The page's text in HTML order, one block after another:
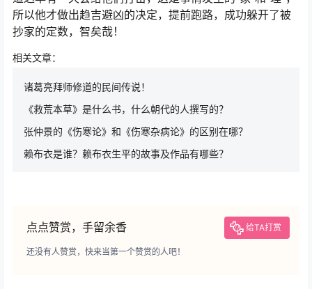
所以他才做出趋吉避凶的决定，提前跑路，成功躲开了被
抄家的定数，智矣哉！
相关文章：
诸葛亮拜师修道的民间传说！
《救荒本草》是什么书，什么朝代的人撰写的？
张仲景的《伤寒论》和《伤寒杂病论》的区别在哪？
赖布衣是谁？赖布衣生平的故事及作品有哪些？
点点赞赏，手留余香 给TA打赏
还没有人赞赏，快来当第一个赞赏的人吧！